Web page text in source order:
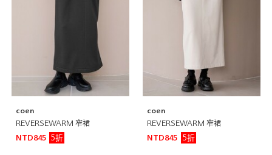
coen
REVERSEWARM 窄裙
NTD845
5折
coen
REVERSEWARM 窄裙
NTD845
5折